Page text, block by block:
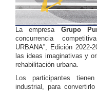
La empresa Grupo
concurrencia
URBANA”, Edición
las ideas imaginativas y
rehabilitación urbana.
Los participantes
industrial, para